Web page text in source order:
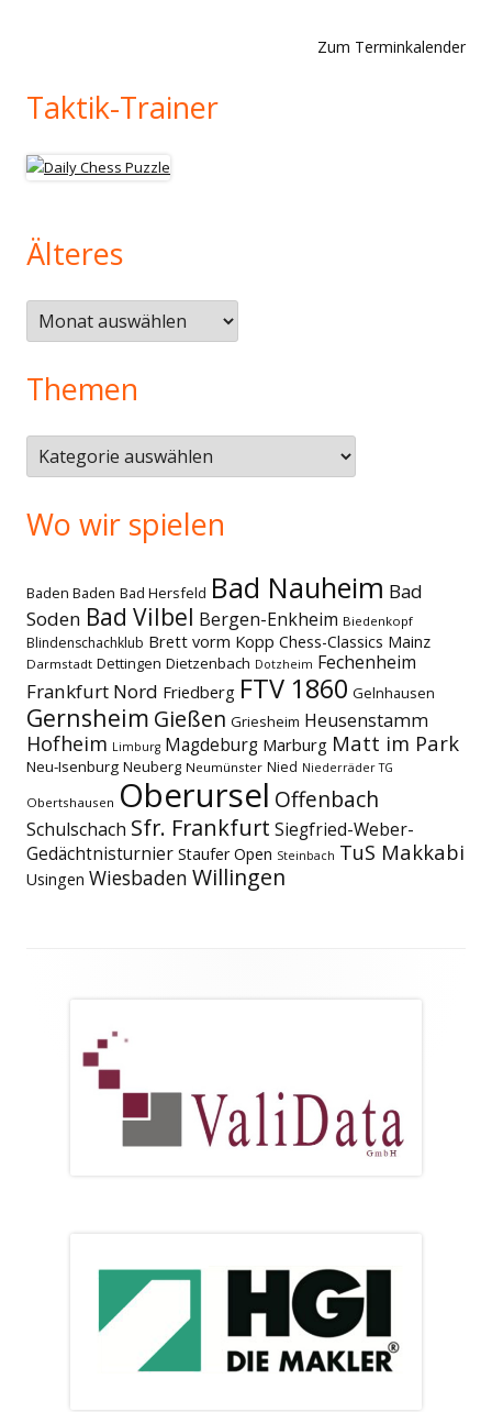
Zum Terminkalender
Taktik-Trainer
Älteres
Älteres
Themen
Themen
Wo wir spielen
Baden Baden Bad Hersfeld Bad Nauheim Bad
Soden Bad Vilbel Bergen-Enkheim Biedenkopf
Blindenschachklub Brett vorm Kopp Chess-Classics Mainz
Darmstadt Dettingen Dietzenbach Dotzheim Fechenheim
Frankfurt Nord Friedberg FTV 1860 Gelnhausen
Gernsheim Gießen Griesheim Heusenstamm
Hofheim Limburg Magdeburg Marburg Matt im Park
Neu-Isenburg Neuberg Neumünster Nied Niederräder TG
Obertshausen Oberursel Offenbach
Schulschach Sfr. Frankfurt Siegfried-Weber-
Gedächtnisturnier Staufer Open Steinbach TuS Makkabi
Usingen Wiesbaden Willingen